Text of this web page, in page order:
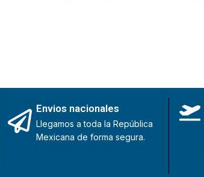
Envios nacionales
Llegamos a toda la República
Mexicana de forma segura.